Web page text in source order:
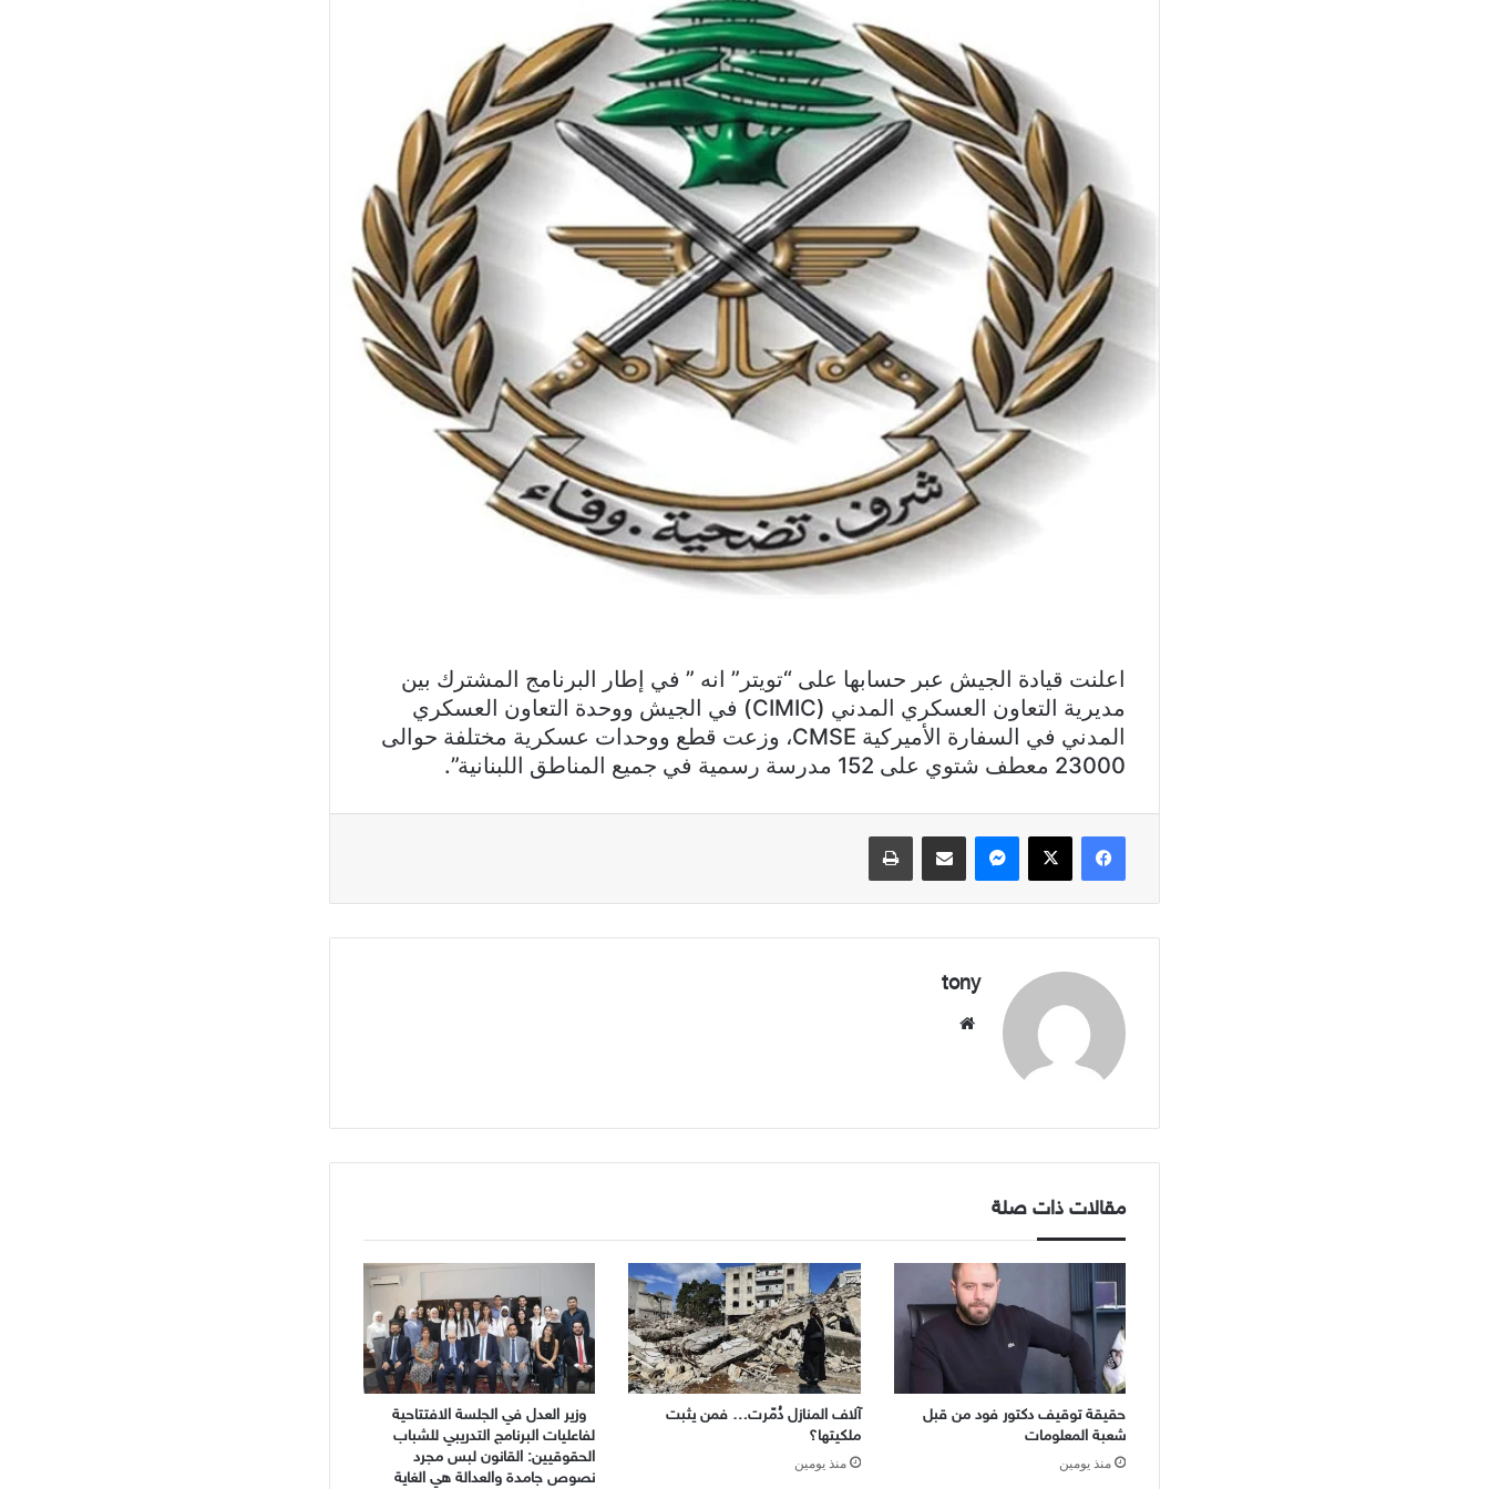
اعلنت قيادة الجيش عبر حسابها على “تويتر” انه ” في إطار البرنامج المشترك بين
مديرية التعاون العسكري المدني (CIMIC) في الجيش ووحدة التعاون العسكري
المدني في السفارة الأميركية CMSE، وزعت قطع ووحدات عسكرية مختلفة حوالى
23000 معطف شتوي على 152 مدرسة رسمية في جميع المناطق اللبنانية”.
فيسبوك X ماسنجر مشاركة عبر البريد طباعة
tony
مقالات ذات صلة
حقيقة توقيف دكتور فود من قبل
شعبة المعلومات
منذ يومين
آلاف المنازل دُمّرت… فمن يثبت
ملكيتها؟
منذ يومين
وزير العدل في الجلسة الافتتاحية
لفاعليات البرنامج التدريبي للشباب
الحقوقيين: القانون لبس مجرد
نصوص جامدة والعدالة هي الغاية